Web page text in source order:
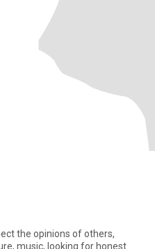
the opinions of others,
music, looking for honest